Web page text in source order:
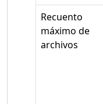
Recuento
máximo de
archivos